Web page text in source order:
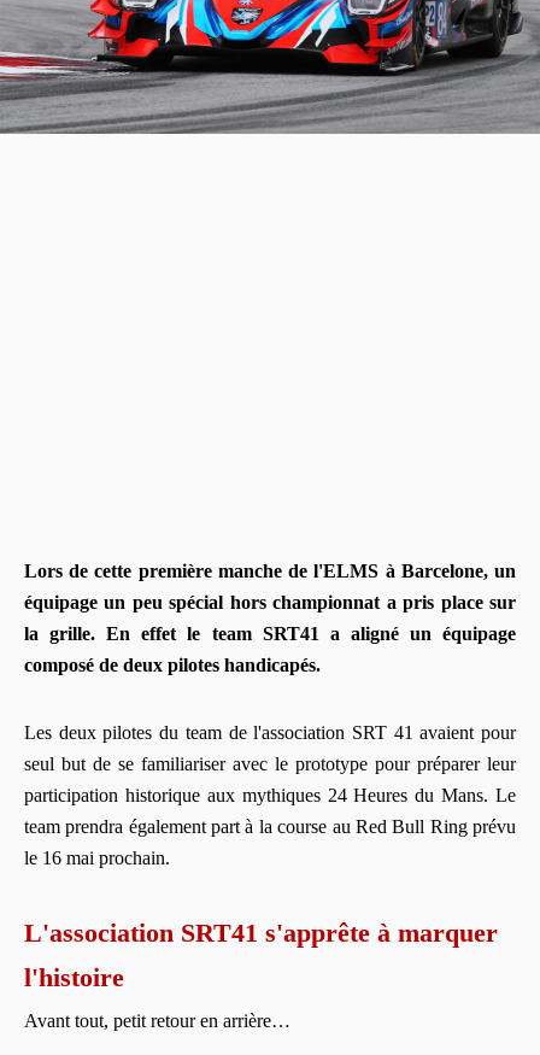
Lors de cette première manche de l'ELMS à Barcelone, un
équipage un peu spécial hors championnat a pris place sur
la grille. En effet le team SRT41 a aligné un équipage
composé de deux pilotes handicapés.
Les deux pilotes du team de l'association SRT 41 avaient pour
seul but de se familiariser avec le prototype pour préparer leur
participation historique aux mythiques 24 Heures du Mans. Le
team prendra également part à la course au Red Bull Ring prévu
le 16 mai prochain.
L'association SRT41 s'apprête à marquer
l'histoire
Avant tout, petit retour en arrière…